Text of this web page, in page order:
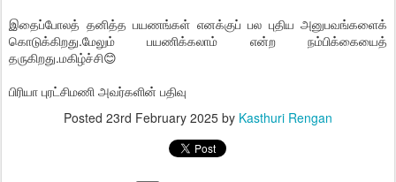
இதைப்போலத் தனித்த பயணங்கள் எனக்குப் பல புதிய அனுபவங்களைக்
கொடுக்கிறது.மேலும் பயணிக்கலாம் என்ற நம்பிக்கையைத்
தருகிறது.மகிழ்ச்சி😊
பிரியா புரட்சிமணி அவர்களின் பதிவு
Posted 23rd February 2025 by Kasthuri Rengan